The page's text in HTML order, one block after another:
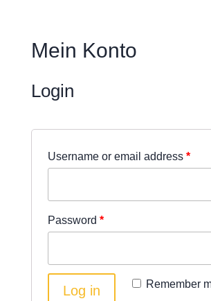
Mein Konto
Login
Username or email address *
Password *
Remember
Log in